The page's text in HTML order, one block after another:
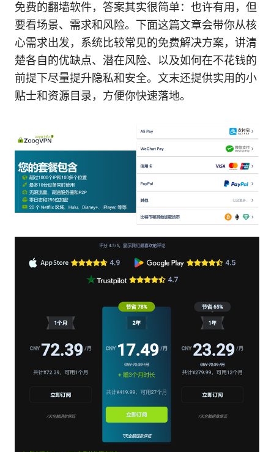
免费的翻墙软件，答案其实很简单：也许有用，但
要看场景、需求和风险。下面这篇文章会带你从核
心需求出发，系统比较常见的免费解决方案，讲清
楚各自的优缺点、潜在风险、以及如何在不花钱的
前提下尽量提升隐私和安全。文末还提供实用的小
贴士和资源目录，方便你快速落地。